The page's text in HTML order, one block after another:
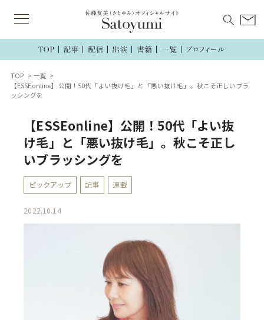
TOP
一覧
【ESSEonline】公開！50代「よい抜け毛」と「悪い抜け毛」。秋こそ正しいブラ
ッシングを
【ESSEonline】公開！50代「よい抜
け毛」と「悪い抜け毛」。秋こそ正し
いブラッシングを
ピックアップ 記事 連載
2022.10.14